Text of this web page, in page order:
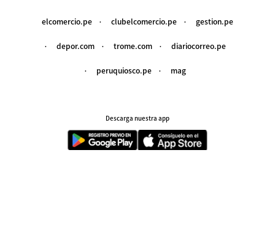
elcomercio.pe clubelcomercio.pe gestion.pe
depor.com trome.com diariocorreo.pe
peruquiosco.pe mag
Descarga nuestra app